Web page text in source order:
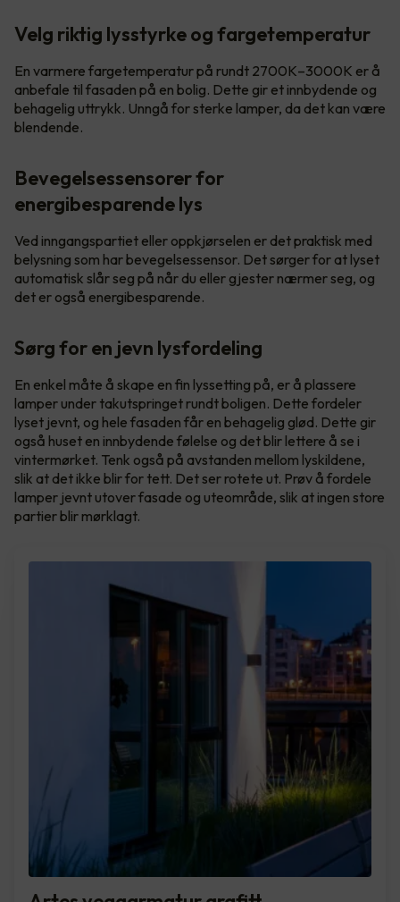
Velg riktig lysstyrke og fargetemperatur
En varmere fargetemperatur på rundt 2700K–3000K er å
anbefale til fasaden på en bolig. Dette gir et innbydende og
behagelig uttrykk. Unngå for sterke lamper, da det kan være
blendende.
Bevegelsessensorer for
energibesparende lys
Ved inngangspartiet eller oppkjørselen er det praktisk med
belysning som har bevegelsessensor. Det sørger for at lyset
automatisk slår seg på når du eller gjester nærmer seg, og
det er også energibesparende.
Sørg for en jevn lysfordeling
En enkel måte å skape en fin lyssetting på, er å plassere
lamper under takutspringet rundt boligen. Dette fordeler
lyset jevnt, og hele fasaden får en behagelig glød. Dette gir
også huset en innbydende følelse og det blir lettere å se i
vintermørket. Tenk også på avstanden mellom lyskildene,
slik at det ikke blir for tett. Det ser rotete ut. Prøv å fordele
lamper jevnt utover fasade og uteområde, slik at ingen store
partier blir mørklagt.